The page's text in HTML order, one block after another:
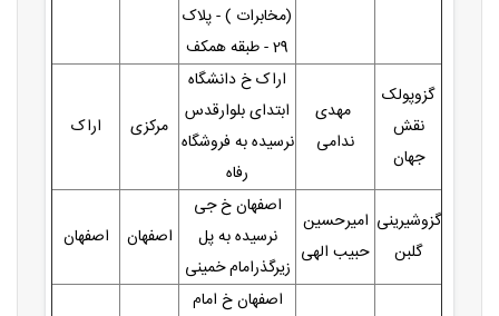
(مخابرات ) - پلاک
29 - طبقه همکف
گزوپولک
نقش
جهان
مهدی
ندامی
اراک خ دانشگاه
ابتدای بلوارقدس
نرسیده به فروشگاه
رفاه
مرکزی اراک
گزوشیرینی
گلبن
امیرحسین
حبیب الهی
اصفهان خ جی
نرسیده به پل
زیرگذرامام خمینی
اصفهان اصفهان
اصفهان خ امام